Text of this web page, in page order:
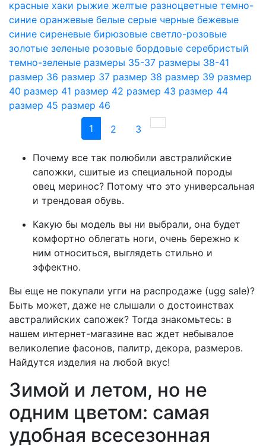
красные хаки рыжие желтые разноцветные темно-
синие оранжевые белые серые черные бежевые
синие сиреневые бирюзовые светло-розовые
золотые зеленые розовые бордовые серебристый
темно-зеленые размеры 35-37 размеры 38-41
размер 36 размер 37 размер 38 размер 39 размер
40 размер 41 размер 42 размер 43 размер 44
размер 45 размер 46
1 (current)
2 3 Next
Почему все так полюбили австралийские
сапожки, сшитые из специальной породы
овец меринос? Потому что это универсальная
и трендовая обувь.
Какую бы модель вы ни выбрали, она будет
комфортно облегать ноги, очень бережно к
ним относиться, выглядеть стильно и
эффектно.
Вы еще не покупали угги на распродаже (ugg sale)?
Быть может, даже не слышали о достоинствах
австралийских сапожек? Тогда знакомьтесь: в
нашем интернет-магазине вас ждет небывалое
великолепие фасонов, палитр, декора, размеров.
Найдутся изделия на любой вкус!
Зимой и летом, но не
одним цветом: самая
удобная всесезонная